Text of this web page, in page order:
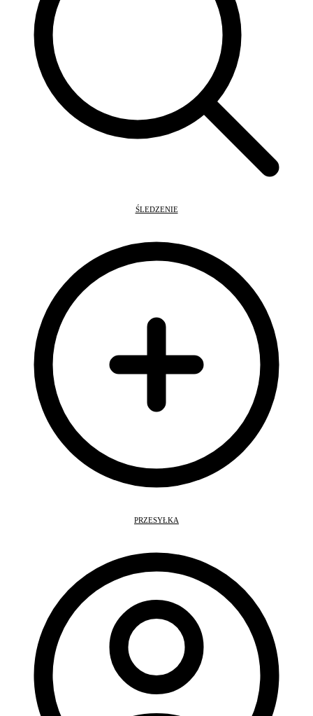
ŚLEDZENIE
PRZESYŁKA